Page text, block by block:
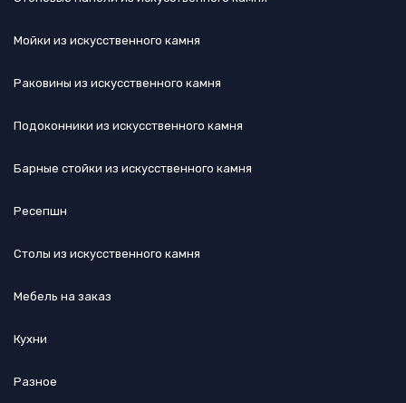
Мойки из искусственного камня
Раковины из искусственного камня
Подоконники из искусственного камня
Барные стойки из искусственного камня
Ресепшн
Cтолы из искусственного камня
Мебель на заказ
Кухни
Разное